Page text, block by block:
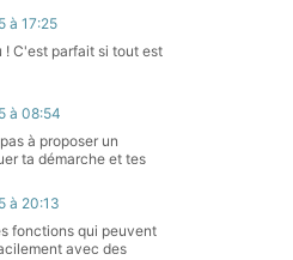
k^3(k+1)3−k3. Et merci
pour son indication
à 17:25
! C'est parfait si tout est
à 08:54
à proposer un
ta démarche et tes
et des pistes de
à 20:13
fonctions qui peuvent
avec des